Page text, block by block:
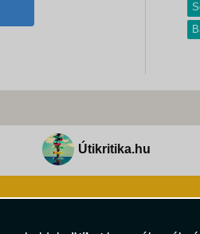
Útikritika.hu